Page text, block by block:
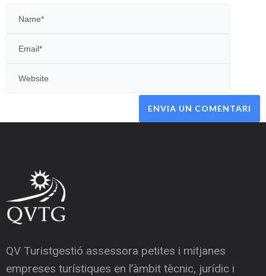
QV Turistgestió assessora petites i mitjanes
empreses turístiques en l’àmbit tècnic, jurídic i